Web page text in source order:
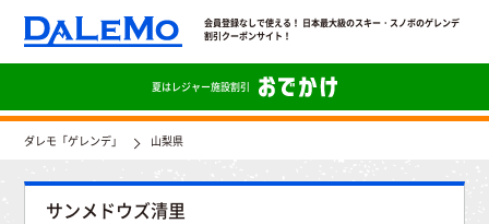
会員登録なしで使える！ 日本最大級のスキー・スノボのゲレンデ
割引クーポンサイト！
夏はレジャー施設割引
ダレモ「ゲレンデ」 山梨県
サンメドウズ清里